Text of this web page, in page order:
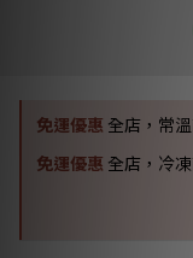
免運優惠 全店，常
免運優惠 全店，冷